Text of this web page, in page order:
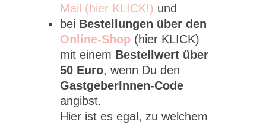
Mail (hier KLICK!) und
bei Bestellungen über den
Online-Shop (hier KLICK)
mit einem Bestellwert über
50 Euro, wenn Du den
GastgeberInnen-Code
angibst.
Hier ist es egal, zu welchem